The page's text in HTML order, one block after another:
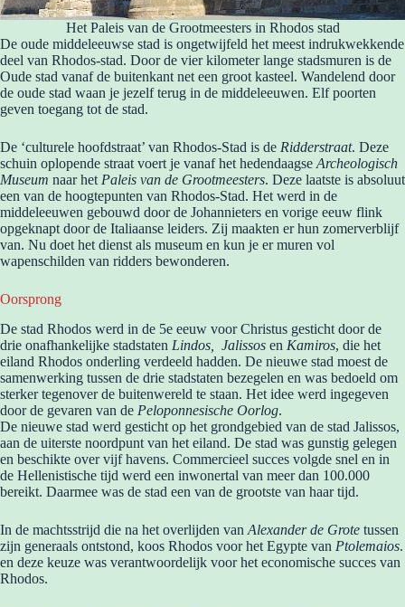
Het Paleis van de Grootmeesters in Rhodos stad
De oude middeleeuwse stad is ongetwijfeld het meest indrukwekkende
deel van Rhodos-stad. Door de vier kilometer lange stadsmuren is de
Oude stad vanaf de buitenkant net een groot kasteel. Wandelend door
de oude stad waan je jezelf terug in de middeleeuwen. Elf poorten
geven toegang tot de stad.
De ‘culturele hoofdstraat’ van Rhodos-Stad is de Ridderstraat. Deze
schuin oplopende straat voert je vanaf het hedendaagse Archeologisch
Museum naar het Paleis van de Grootmeesters. Deze laatste is absoluut
een van de hoogtepunten van Rhodos-Stad. Het werd in de
middeleeuwen gebouwd door de Johannieters en vorige eeuw flink
opgeknapt door de Italiaanse leiders. Zij maakten er hun zomerverblijf
van. Nu doet het dienst als museum en kun je er muren vol
wapenschilden van ridders bewonderen.
Oorsprong
De stad Rhodos werd in de 5e eeuw voor Christus gesticht door de
drie onafhankelijke stadstaten Lindos, Jalissos en Kamiros, die het
eiland Rhodos onderling verdeeld hadden. De nieuwe stad moest de
samenwerking tussen de drie stadstaten bezegelen en was bedoeld om
sterker tegenover de buitenwereld te staan. Het idee werd ingegeven
door de gevaren van de Peloponnesische Oorlog.
De nieuwe stad werd gesticht op het grondgebied van de stad Jalissos,
aan de uiterste noordpunt van het eiland. De stad was gunstig gelegen
en beschikte over vijf havens. Commercieel succes volgde snel en in
de Hellenistische tijd werd een inwonertal van meer dan 100.000
bereikt. Daarmee was de stad een van de grootste van haar tijd.
In de machtsstrijd die na het overlijden van Alexander de Grote tussen
zijn generaals ontstond, koos Rhodos voor het Egypte van Ptolemaios.
en deze keuze was verantwoordelijk voor het economische succes van
Rhodos.